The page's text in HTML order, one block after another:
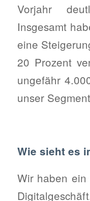
Vorjahr
Insgesamt
eine
20 Prozent
ungefähr
unser
Wie sieht es
Wir haben